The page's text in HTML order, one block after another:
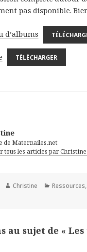
pas disponible.
d’albums
TÉLÉCHARGER
de Maternailes.net
tous les articles par Christine
Auteur
Christine Catégories
Ressources,
au sujet de «